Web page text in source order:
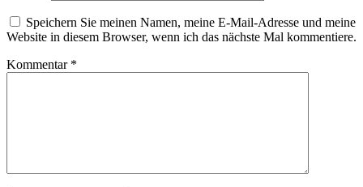
Speichern Sie meinen Namen, meine E-Mail-Adresse und meine
Website in diesem Browser, wenn ich das nächste Mal kommentiere.
Kommentar *